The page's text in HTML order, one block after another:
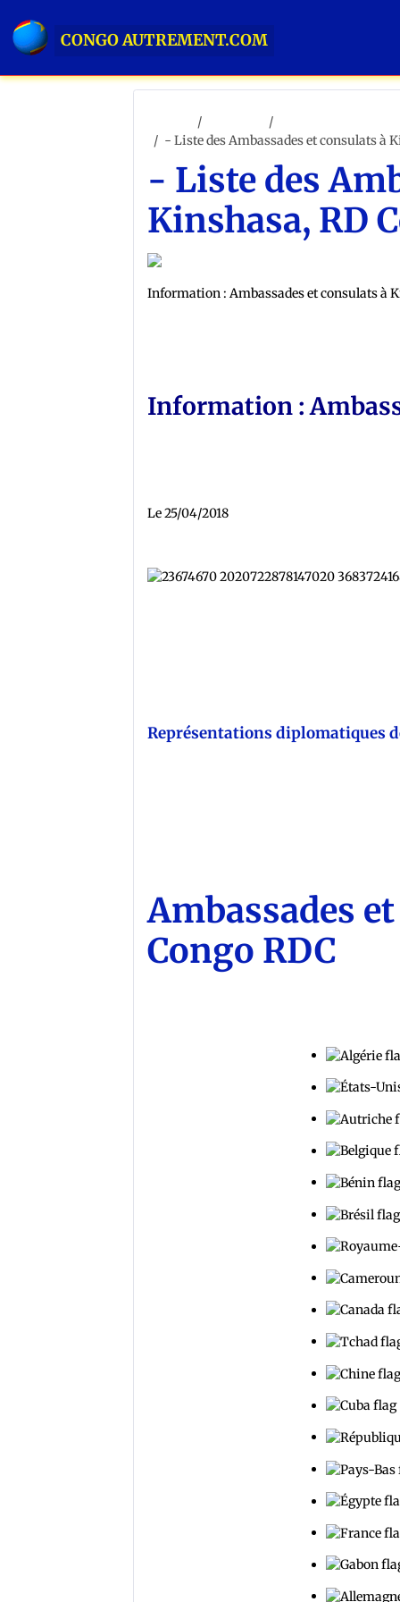
CONGO AUTREMENT.COM
- Liste des Ambassades et consulats à
- Liste des
Kinshasa, RD
Information : Ambassades et consulats à
Information :
Le 25/04/2018
Représentations diplomatiques
Ambassades
Congo RDC